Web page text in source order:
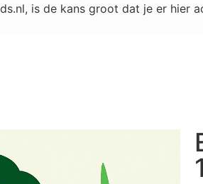
is de kans groot dat je er hier